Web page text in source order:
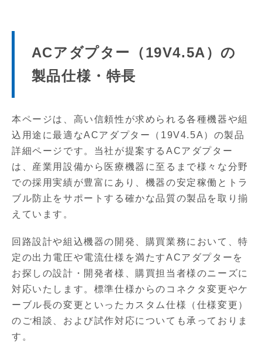
ACアダプター（19V4.5A）の
製品仕様・特長
本ページは、高い信頼性が求められる各種機器や組
込用途に最適なACアダプター（19V4.5A）の製品
詳細ページです。当社が提案するACアダプター
は、産業用設備から医療機器に至るまで様々な分野
での採用実績が豊富にあり、機器の安定稼働とトラ
ブル防止をサポートする確かな品質の製品を取り揃
えています。
回路設計や組込機器の開発、購買業務において、特
定の出力電圧や電流仕様を満たすACアダプターを
お探しの設計・開発者様、購買担当者様のニーズに
対応いたします。標準仕様からのコネクタ変更やケ
ーブル長の変更といったカスタム仕様（仕様変更）
のご相談、および試作対応についても承っておりま
す。